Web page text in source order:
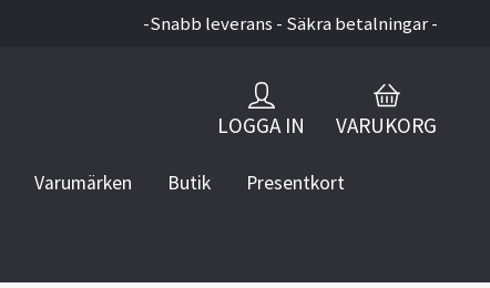
-Snabb leverans - Säkra betalningar -
LOGGA IN VARUKORG
Varumärken Butik
Presentkort